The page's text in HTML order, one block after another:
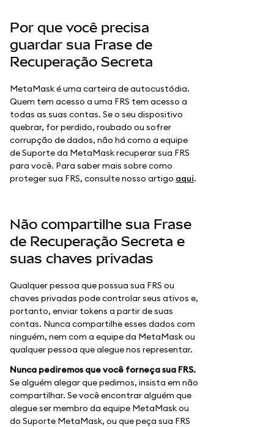
Por que você precisa
guardar sua Frase de
Recuperação Secreta
MetaMask é uma carteira de autocustódia.
Quem tem acesso a uma FRS tem acesso a
todas as suas contas. Se o seu dispositivo
quebrar, for perdido, roubado ou sofrer
corrupção de dados, não há como a equipe
de Suporte da MetaMask recuperar sua FRS
para você. Para saber mais sobre como
proteger sua FRS, consulte nosso artigo aqui.
Não compartilhe sua Frase
de Recuperação Secreta e
suas chaves privadas
Qualquer pessoa que possua sua FRS ou
chaves privadas pode controlar seus ativos e,
portanto, enviar tokens a partir de suas
contas. Nunca compartilhe esses dados com
ninguém, nem com a equipe da MetaMask ou
qualquer pessoa que alegue nos representar.
Nunca pediremos que você forneça sua FRS.
Se alguém alegar que pedimos, insista em não
compartilhar. Se você encontrar alguém que
alegue ser membro da equipe MetaMask ou
do Suporte MetaMask, ou que peça sua FRS